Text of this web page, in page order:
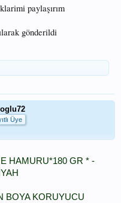
paylaşırım
gönderildi
Üye
HAMURU*180 GR * -
BOYA KORUYUCU